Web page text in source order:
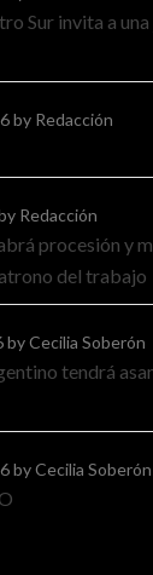
Sur invita a
by Redacción
Redacción
procesión y
del trabajo
by Cecilia Soberón
tendrá
by Cecilia Soberón